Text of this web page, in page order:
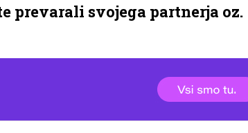
prevarali svojega partnerja oz.